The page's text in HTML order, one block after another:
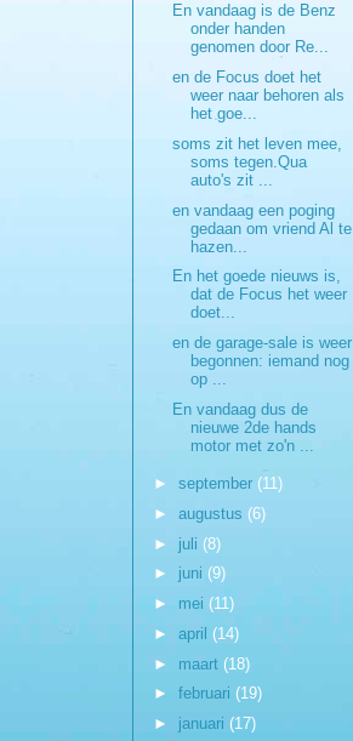
En vandaag is de Benz
onder handen
genomen door Re...
en de Focus doet het
weer naar behoren als
het goe...
soms zit het leven mee,
soms tegen.Qua
auto's zit ...
en vandaag een poging
gedaan om vriend Al te
hazen...
En het goede nieuws is,
dat de Focus het weer
doet...
en de garage-sale is weer
begonnen: iemand nog
op ...
En vandaag dus de
nieuwe 2de hands
motor met zo'n ...
► september (11)
► augustus (6)
► juli (8)
► juni (9)
► mei (11)
► april (14)
► maart (18)
► februari (19)
► januari (17)